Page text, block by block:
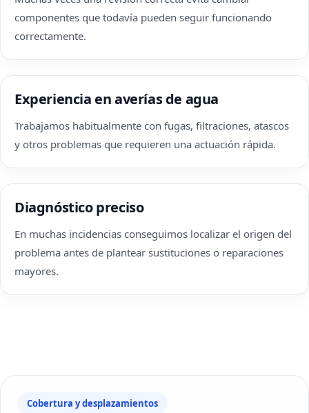
componentes que todavía pueden seguir funcionando
correctamente.
Experiencia en averías de agua
Trabajamos habitualmente con fugas, filtraciones, atascos
y otros problemas que requieren una actuación rápida.
Diagnóstico preciso
En muchas incidencias conseguimos localizar el origen del
problema antes de plantear sustituciones o reparaciones
mayores.
Cobertura y desplazamientos